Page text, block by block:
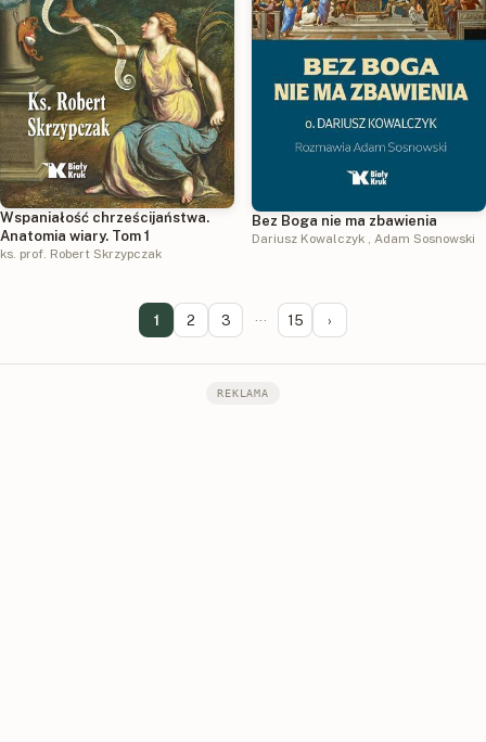
Wspaniałość chrześcijaństwa.
Anatomia wiary. Tom 1
ks. prof. Robert Skrzypczak
Bez Boga nie ma zbawienia
Dariusz Kowalczyk Adam Sosnowski
1 2 3 ··· 15 ›
REKLAMA